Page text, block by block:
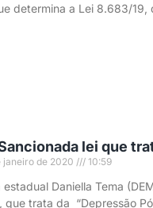
determina a Lei 8.683/
lei que
de 2020 10:59
Daniella Tema
que trata da “Depressão